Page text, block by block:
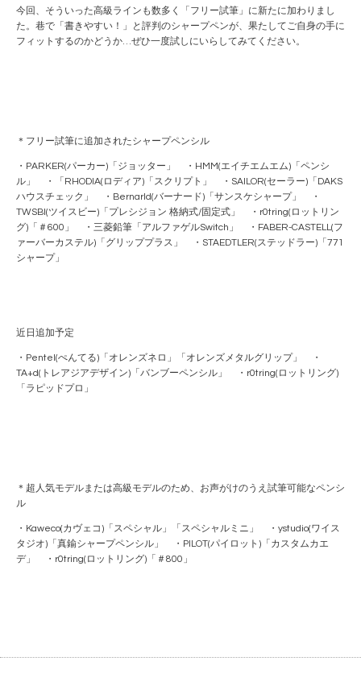
今回、そういった高級ラインも数多く「フリー試筆」に新たに加わりまし
た。巷で「書きやすい！」と評判のシャープペンが、果たしてご自身の手に
フィットするのかどうか…ぜひ一度試しにいらしてみてください。
＊フリー試筆に追加されたシャープペンシル
・PARKER(パーカー)「ジョッター」 ・HMM(エイチエムエム)「ペンシ
ル」 ・「RHODIA(ロディア)「スクリプト」 ・SAILOR(セーラー)「DAKS
ハウスチェック」 ・Bernarld(バーナード)「サンスケシャープ」 ・
TWSBI(ツイスビー)「プレシジョン 格納式/固定式」 ・r0tring(ロットリン
グ)「＃600」 ・三菱鉛筆「アルファゲルSwitch」 ・FABER-CASTELL(フ
ァーバーカステル)「グリッププラス」 ・STAEDTLER(ステッドラー)「771
シャープ」
近日追加予定
・Pentel(ぺんてる)「オレンズネロ」「オレンズメタルグリップ」 ・
TA+d(トレアジアデザイン)「バンブーペンシル」 ・r0tring(ロットリング)
「ラピッドプロ」
＊超人気モデルまたは高級モデルのため、お声がけのうえ試筆可能なペンシ
ル
・Kaweco(カヴェコ)「スペシャル」「スペシャルミニ」 ・ystudio(ワイス
タジオ)「真鍮シャープペンシル」 ・PILOT(パイロット)「カスタムカエ
デ」 ・r0tring(ロットリング)「＃800」